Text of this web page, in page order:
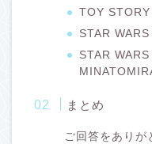
TOY
STAR
STAR
まとめ
ご回答をありが